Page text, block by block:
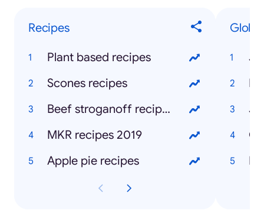
Recipes
Plant based recipes
Scones recipes
Beef stroganoff recipes
MKR recipes 2019
Apple pie recipes